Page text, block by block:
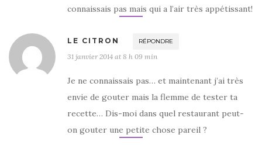
connaissais pas mais qui a l’air très appétissant!
LE CITRON RÉPONDRE
31 janvier 2014 at 8 h 09 min
Je ne connaissais pas… et maintenant j’ai très
envie de gouter mais la flemme de tester ta
recette… Dis-moi dans quel restaurant peut-
on gouter une petite chose pareil ?